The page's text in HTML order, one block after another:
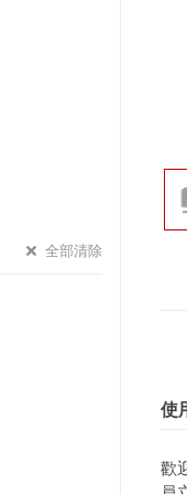
全部清除
使
歡